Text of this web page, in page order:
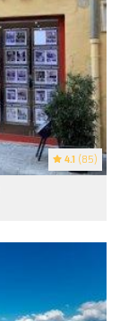
4.1 (85)